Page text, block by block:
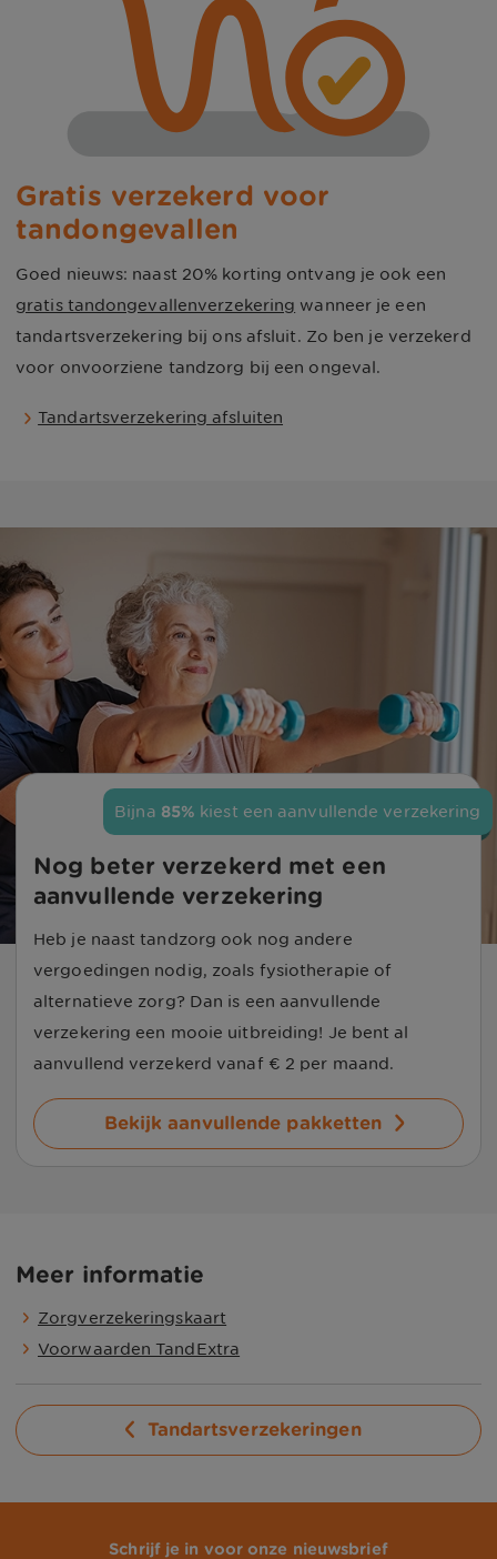
Gratis verzekerd voor
tandongevallen
Goed nieuws: naast 20% korting ontvang je ook een
gratis tandongevallenverzekering wanneer je een
tandartsverzekering bij ons afsluit. Zo ben je verzekerd
voor onvoorziene tandzorg bij een ongeval.
Tandartsverzekering afsluiten
Bijna 85% kiest een aanvullende verzekering
Nog beter verzekerd met een
aanvullende verzekering
Heb je naast tandzorg ook nog andere
vergoedingen nodig, zoals fysiotherapie of
alternatieve zorg? Dan is een aanvullende
verzekering een mooie uitbreiding! Je bent al
aanvullend verzekerd vanaf € 2 per maand.
Bekijk aanvullende pakketten
Meer informatie
Zorgverzekeringskaart
Voorwaarden TandExtra
Tandartsverzekeringen
Schrijf je in voor onze nieuwsbrief